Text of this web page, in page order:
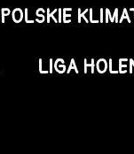
POLSKIE
LIGA